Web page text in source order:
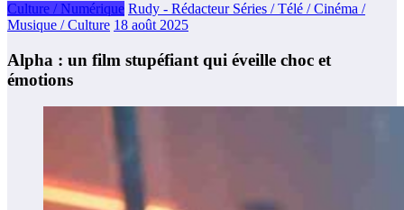
Culture / Numérique Rudy - Rédacteur Séries / Télé / Cinéma /
Musique / Culture 18 août 2025
Alpha : un film stupéfiant qui éveille choc et
émotions